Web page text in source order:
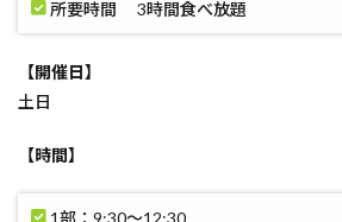
所要時間 3時間食べ放題
【開催日】
土日
【時間】
1部：9:30～12:30